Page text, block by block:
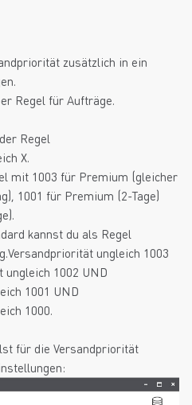
zusätzlich in ein
Regel für Aufträge.
Regel
X.
mit 1003 für Premium (gleicher
1001 für Premium (2-Tage)
kannst du als Regel
ungleich 1003
1002 UND
1001 UND
1000.
für die Versandpriorität